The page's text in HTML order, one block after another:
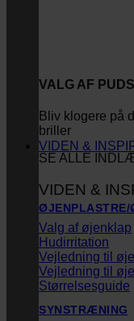
VALG AF
Bliv klogere på
briller
SE ALLE
VIDEN &
VIDEN &
Valg af øjenklap
Hudirritation
Vejledning til
Vejledning til
Størrelsesguide
SYNSTRÆNING